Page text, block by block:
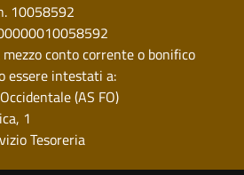
10058592
conto corrente o bonifico
essere intestati a:
(AS FO)
1
Tesoreria